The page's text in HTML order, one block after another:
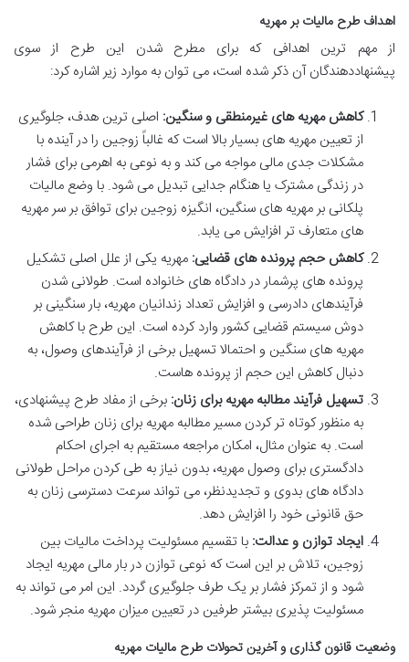
اهداف طرح مالیات بر مهریه
از مهم ترین اهدافی که برای مطرح شدن این طرح از سوی
پیشنهاددهندگان آن ذکر شده است، می توان به موارد زیر اشاره کرد:
کاهش مهریه های غیرمنطقی و سنگین: اصلی ترین هدف، جلوگیری
از تعیین مهریه های بسیار بالا است که غالباً زوجین را در آینده با
مشکلات جدی مالی مواجه می کند و به نوعی به اهرمی برای فشار
در زندگی مشترک یا هنگام جدایی تبدیل می شود. با وضع مالیات
پلکانی بر مهریه های سنگین، انگیزه زوجین برای توافق بر سر مهریه
های متعارف تر افزایش می یابد.
کاهش حجم پرونده های قضایی: مهریه یکی از علل اصلی تشکیل
پرونده های پرشمار در دادگاه های خانواده است. طولانی شدن
فرآیندهای دادرسی و افزایش تعداد زندانیان مهریه، بار سنگینی بر
دوش سیستم قضایی کشور وارد کرده است. این طرح با کاهش
مهریه های سنگین و احتمالا تسهیل برخی از فرآیندهای وصول، به
دنبال کاهش این حجم از پرونده هاست.
تسهیل فرآیند مطالبه مهریه برای زنان: برخی از مفاد طرح پیشنهادی،
به منظور کوتاه تر کردن مسیر مطالبه مهریه برای زنان طراحی شده
است. به عنوان مثال، امکان مراجعه مستقیم به اجرای احکام
دادگستری برای وصول مهریه، بدون نیاز به طی کردن مراحل طولانی
دادگاه های بدوی و تجدیدنظر، می تواند سرعت دسترسی زنان به
حق قانونی خود را افزایش دهد.
ایجاد توازن و عدالت: با تقسیم مسئولیت پرداخت مالیات بین
زوجین، تلاش بر این است که نوعی توازن در بار مالی مهریه ایجاد
شود و از تمرکز فشار بر یک طرف جلوگیری گردد. این امر می تواند به
مسئولیت پذیری بیشتر طرفین در تعیین میزان مهریه منجر شود.
وضعیت قانون گذاری و آخرین تحولات طرح مالیات مهریه